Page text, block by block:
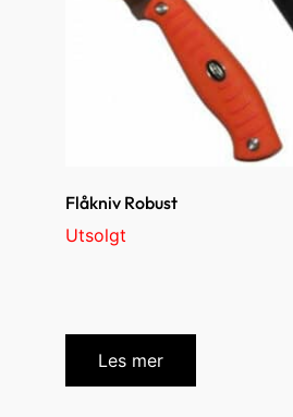
Flåkniv Robust
Utsolgt
Les mer